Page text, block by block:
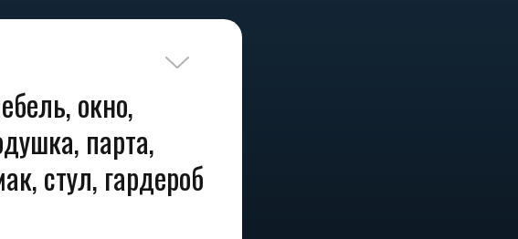
окно,
парта,
стул, гардероб